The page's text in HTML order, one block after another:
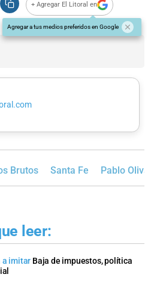
+ Agregar El Litoral en
Agregar a tus medios preferidos en Google
Brutos Santa Fe Pablo
leer:
a imitar Baja de impuestos, política